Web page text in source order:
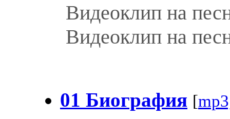
Видеоклип на
Видеоклип на
01 Биография [